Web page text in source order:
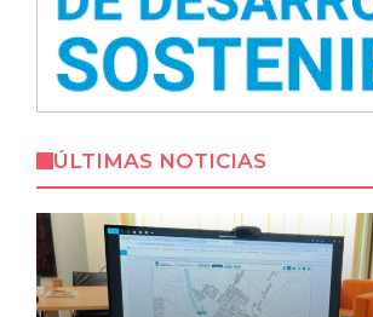
ÚLTIMAS NOTICIAS